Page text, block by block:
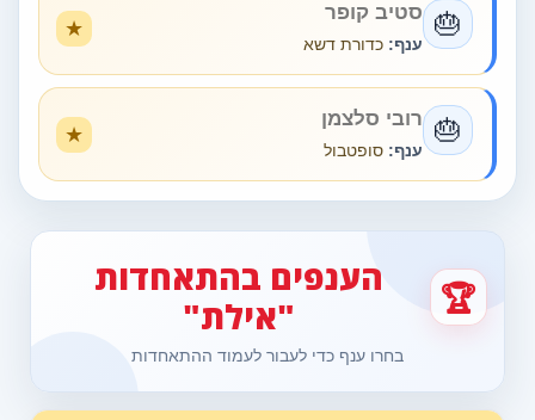
🎂 סטיב קופר
ענף: כדורת דשא
🎂 רובי סלצמן
ענף: סופטבול
🏆
הענפים בהתאחדות
"אילת"
בחרו ענף כדי לעבור לעמוד ההתאחדות